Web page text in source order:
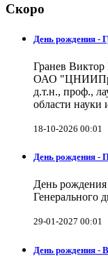
Скоро
День рождения -
Гранев
ОАО
д.т.н., проф.,
области науки
18-10-2026 00:01
День рождения -
День
Генерального
29-01-2027 00:01
День рождения -